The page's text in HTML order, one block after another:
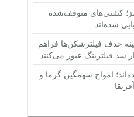
کشتی‌های متوقف‌شده
شده‌اند
حذف فیلترشکن‌ها فراهم
فیلترینگ عبور می‌کنند
امواج سهمگین گرما و